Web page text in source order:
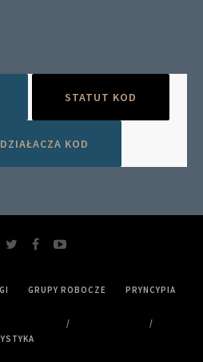
STATUT KOD
KOD
GRUPY ROBOCZE PRYNCYPIA